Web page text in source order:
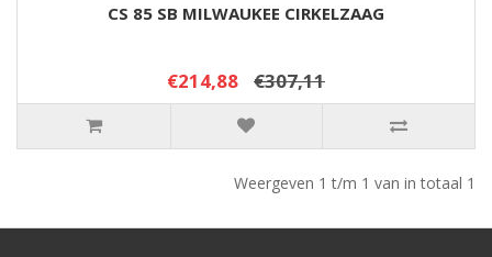
CS 85 SB MILWAUKEE CIRKELZAAG
€214,88 €307,11
Weergeven 1 t/m 1 van in totaal 1